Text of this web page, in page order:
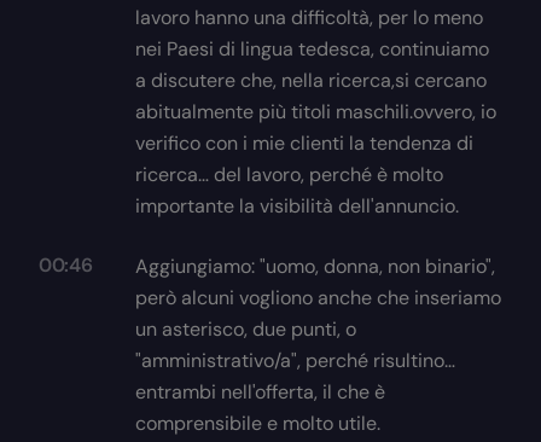
lavoro hanno una difficoltà, per lo meno
nei Paesi di lingua tedesca, continuiamo
a discutere che, nella ricerca,si cercano
abitualmente più titoli maschili.ovvero, io
verifico con i mie clienti la tendenza di
ricerca… del lavoro, perché è molto
importante la visibilità dell'annuncio.
00:46
Aggiungiamo: "uomo, donna, non binario",
però alcuni vogliono anche che inseriamo
un asterisco, due punti, o
"amministrativo/a", perché risultino…
entrambi nell'offerta, il che è
comprensibile e molto utile.